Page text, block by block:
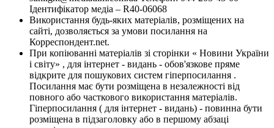
Ідентифікатор медіа – R40-06068
Використання будь-яких матеріалів, розміщених на
сайті, дозволяється за умови посилання на
Корреспондент.net.
При копіюванні матеріалів зі сторінки « Новини України
і світу» , для інтернет - видань - обов'язкове пряме
відкрите для пошукових систем гіперпосилання .
Посилання має бути розміщена в незалежності від
повного або часткового використання матеріалів.
Гіперпосилання ( для інтернет - видань) - повинна бути
розміщена в підзаголовку або в першому абзаці